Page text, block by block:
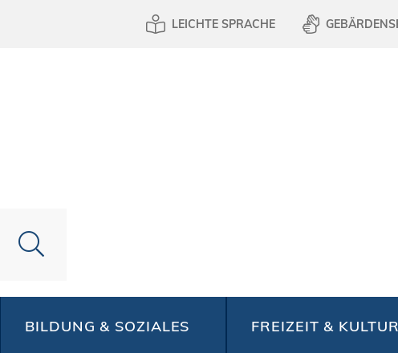
LEICHTE SPRACHE
BILDUNG & SOZIALES FREIZEIT & KULTUR